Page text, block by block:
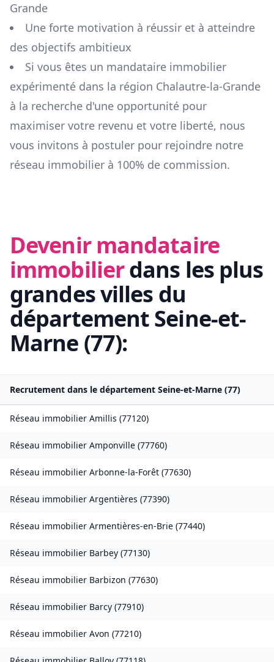
Grande
Une forte motivation à réussir et à atteindre
des objectifs ambitieux
Si vous êtes un mandataire immobilier
expérimenté dans la région Chalautre-la-Grande
à la recherche d'une opportunité pour
maximiser votre revenu et votre liberté, nous
vous invitons à postuler pour rejoindre notre
réseau immobilier à 100% de commission.
Devenir mandataire
immobilierdans les plus
grandes villes du
départementSeine-et-
Marne (77):
Recrutement dans le département Seine-et-Marne (77)
Réseau immobilier Amillis (77120)
Réseau immobilier Amponville (77760)
Réseau immobilier Arbonne-la-Forêt (77630)
Réseau immobilier Argentières (77390)
Réseau immobilier Armentières-en-Brie (77440)
Réseau immobilier Barbey (77130)
Réseau immobilier Barbizon (77630)
Réseau immobilier Barcy (77910)
Réseau immobilier Avon (77210)